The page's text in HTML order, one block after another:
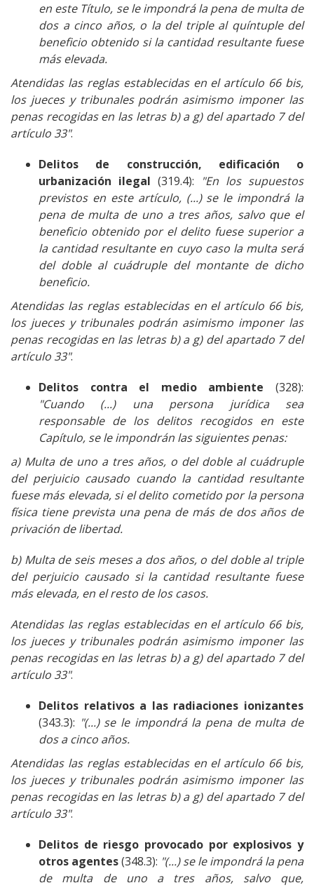
en este Título, se le impondrá la pena de multa de
dos a cinco años, o la del triple al quíntuple del
beneficio obtenido si la cantidad resultante fuese
más elevada.
Atendidas las reglas establecidas en el artículo 66 bis,
los jueces y tribunales podrán asimismo imponer las
penas recogidas en las letras b) a g) del apartado 7 del
artículo 33".
Delitos de construcción, edificación o
urbanización ilegal (319.4):
"En los supuestos
previstos en este artículo, (...) se le impondrá la
pena de multa de uno a tres años, salvo que el
beneficio obtenido por el delito fuese superior a
la cantidad resultante en cuyo caso la multa será
del doble al cuádruple del montante de dicho
beneficio.
Atendidas las reglas establecidas en el artículo 66 bis,
los jueces y tribunales podrán asimismo imponer las
penas recogidas en las letras b) a g) del apartado 7 del
artículo 33".
Delitos contra el medio ambiente (328):
"Cuando (...) una persona jurídica sea
responsable de los delitos recogidos en este
Capítulo, se le impondrán las siguientes penas:
a) Multa de uno a tres años, o del doble al cuádruple
del perjuicio causado cuando la cantidad resultante
fuese más elevada, si el delito cometido por la persona
física tiene prevista una pena de más de dos años de
privación de libertad.
b) Multa de seis meses a dos años, o del doble al triple
del perjuicio causado si la cantidad resultante fuese
más elevada, en el resto de los casos.
Atendidas las reglas establecidas en el artículo 66 bis,
los jueces y tribunales podrán asimismo imponer las
penas recogidas en las letras b) a g) del apartado 7 del
artículo 33".
Delitos relativos a las radiaciones ionizantes
(343.3): "(...) se le impondrá la pena de multa de
dos a cinco años.
Atendidas las reglas establecidas en el artículo 66 bis,
los jueces y tribunales podrán asimismo imponer las
penas recogidas en las letras b) a g) del apartado 7 del
artículo 33".
Delitos de riesgo provocado por explosivos y
otros agentes(348.3): "(...) se le impondrá la pena
de multa de uno a tres años, salvo que,